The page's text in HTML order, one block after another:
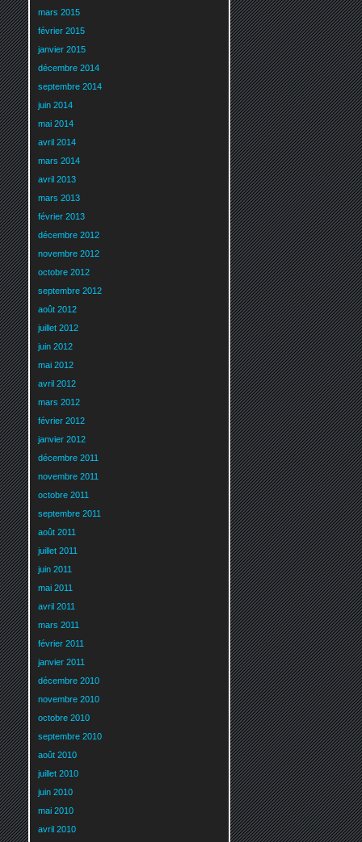
mars 2015
février 2015
janvier 2015
décembre 2014
septembre 2014
juin 2014
mai 2014
avril 2014
mars 2014
avril 2013
mars 2013
février 2013
décembre 2012
novembre 2012
octobre 2012
septembre 2012
août 2012
juillet 2012
juin 2012
mai 2012
avril 2012
mars 2012
février 2012
janvier 2012
décembre 2011
novembre 2011
octobre 2011
septembre 2011
août 2011
juillet 2011
juin 2011
mai 2011
avril 2011
mars 2011
février 2011
janvier 2011
décembre 2010
novembre 2010
octobre 2010
septembre 2010
août 2010
juillet 2010
juin 2010
mai 2010
avril 2010